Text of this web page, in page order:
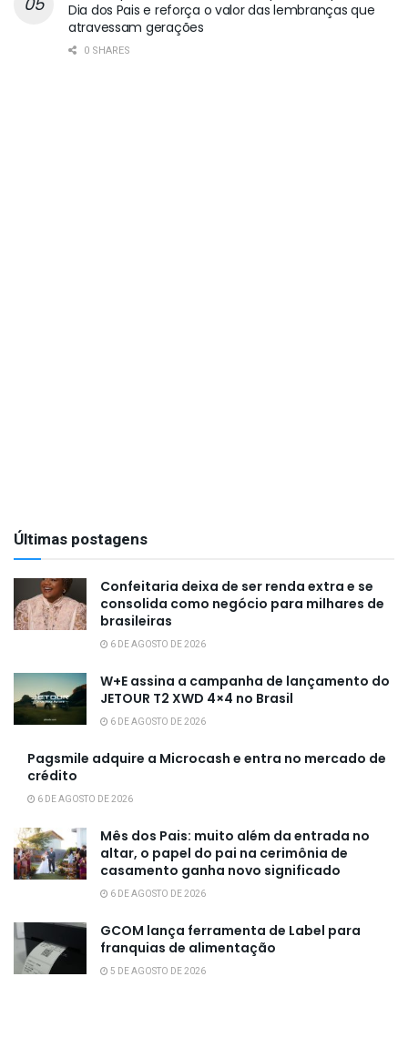
Dia dos Pais e reforça o valor das lembranças que
atravessam gerações
0 SHARES
Últimas postagens
Confeitaria deixa de ser renda extra e se
consolida como negócio para milhares de
brasileiras
6 DE AGOSTO DE 2026
W+E assina a campanha de lançamento do
JETOUR T2 XWD 4×4 no Brasil
6 DE AGOSTO DE 2026
Pagsmile adquire a Microcash e entra no mercado de
crédito
6 DE AGOSTO DE 2026
Mês dos Pais: muito além da entrada no
altar, o papel do pai na cerimônia de
casamento ganha novo significado
6 DE AGOSTO DE 2026
GCOM lança ferramenta de Label para
franquias de alimentação
5 DE AGOSTO DE 2026